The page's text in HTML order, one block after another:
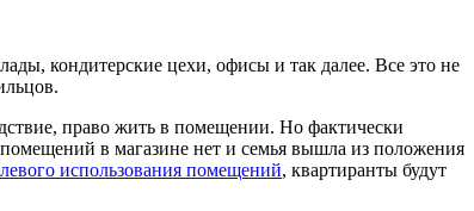
кондитерские цехи, офисы и так далее. Все это не
право жить в помещении. Но фактически
помещений в магазине нет и семья вышла из положения
использования помещений, квартиранты будут